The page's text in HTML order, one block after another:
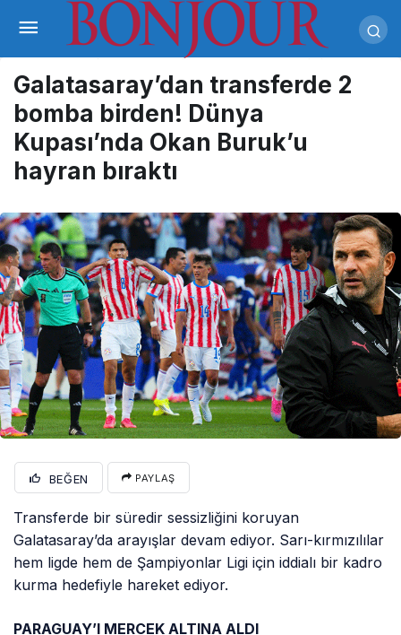
Galatasaray’dan transferde 2
bomba birden! Dünya
Kupası’nda Okan Buruk’u
hayran bıraktı
BEĞEN PAYLAŞ
Transferde bir süredir sessizliğini koruyan
Galatasaray’da arayışlar devam ediyor. Sarı-kırmızılılar
hem ligde hem de Şampiyonlar Ligi için iddialı bir kadro
kurma hedefiyle hareket ediyor.
PARAGUAY’I MERCEK ALTINA ALDI